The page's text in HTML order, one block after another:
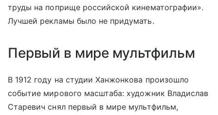
труды на поприще российской кинематографии».
Лучшей рекламы было не придумать.
Первый в мире мультфильм
В 1912 году на студии Ханжонкова произошло
событие мирового масштаба: художник Владислав
Старевич снял первый в мире мультфильм,